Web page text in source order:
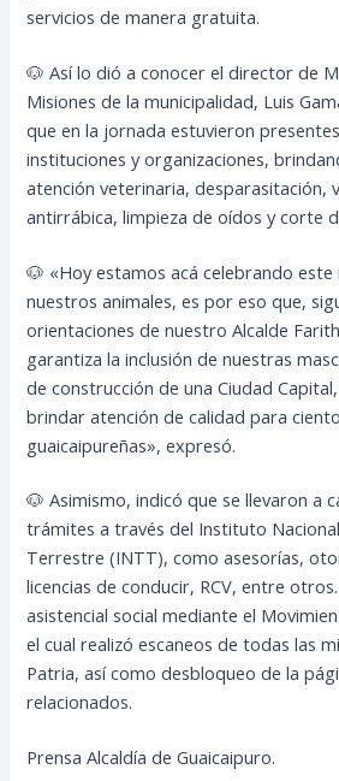
servicios de manera gratuita.
🐶 Así lo dió a conocer el director de
Misiones de la municipalidad, Luis
que en la jornada estuvieron
instituciones y organizaciones,
atención veterinaria, desparasitación,
antirrábica, limpieza de oídos y corte
🐶 «Hoy estamos acá celebrando
nuestros animales, es por eso que,
orientaciones de nuestro Alcalde
garantiza la inclusión de nuestras
de construcción de una Ciudad
brindar atención de calidad para
guaicaipureñas», expresó.
🐶 Asimismo, indicó que se llevaron a
trámites a través del Instituto
Terrestre (INTT), como asesorías,
licencias de conducir, RCV, entre
asistencial social mediante el
el cual realizó escaneos de todas las
Patria, así como desbloqueo de la
relacionados.
Prensa Alcaldía de Guaicaipuro.